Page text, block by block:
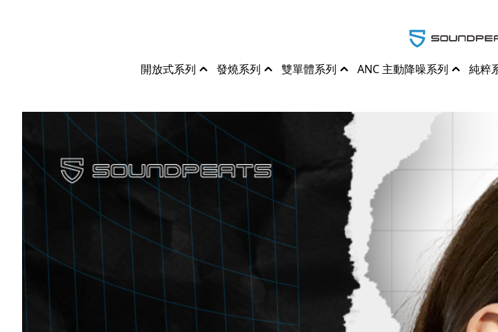
開放式系列 發燒系列 雙單體系列 ANC 主動降噪系列 純粹